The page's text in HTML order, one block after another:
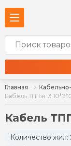
Главная
Кабель ТППэп3
Кабель
Количество жил: